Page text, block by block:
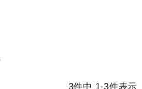
3件中 1-3件表示